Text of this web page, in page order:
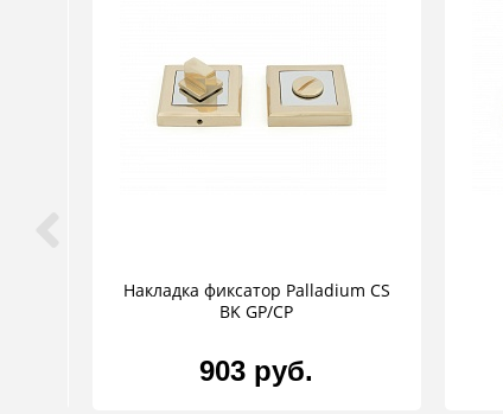
Накладка фиксатор Palladium CS
BK GP/CP
903 руб.